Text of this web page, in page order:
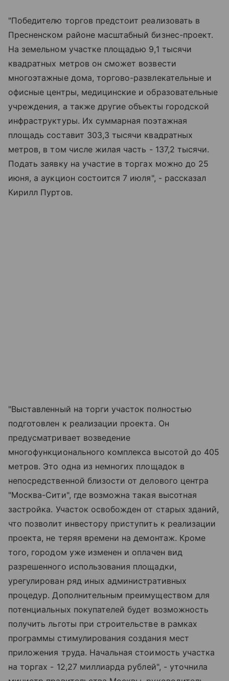
"Победителю торгов предстоит реализовать в
Пресненском районе масштабный бизнес-проект.
На земельном участке площадью 9,1 тысячи
квадратных метров он сможет возвести
многоэтажные дома, торгово-развлекательные и
офисные центры, медицинские и образовательные
учреждения, а также другие объекты городской
инфраструктуры. Их суммарная поэтажная
площадь составит 303,3 тысячи квадратных
метров, в том числе жилая часть - 137,2 тысячи.
Подать заявку на участие в торгах можно до 25
июня, а аукцион состоится 7 июля", - рассказал
Кирилл Пуртов.
"Выставленный на торги участок полностью
подготовлен к реализации проекта. Он
предусматривает возведение
многофункционального комплекса высотой до 405
метров. Это одна из немногих площадок в
непосредственной близости от делового центра
"Москва-Сити", где возможна такая высотная
застройка. Участок освобожден от старых зданий,
что позволит инвестору приступить к реализации
проекта, не теряя времени на демонтаж. Кроме
того, городом уже изменен и оплачен вид
разрешенного использования площадки,
урегулирован ряд иных административных
процедур. Дополнительным преимуществом для
потенциальных покупателей будет возможность
получить льготы при строительстве в рамках
программы стимулирования создания мест
приложения труда. Начальная стоимость участка
на торгах - 12,27 миллиарда рублей", - уточнила